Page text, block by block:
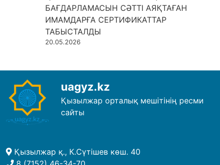
БАҒДАРЛАМАСЫН СӘТТІ АЯҚТАҒАН
ИМАМДАРҒА СЕРТИФИКАТТАР
ТАБЫСТАЛДЫ
20.05.2026
uagyz.kz
Қызылжар орталық мешітінің ресми
сайты
Қызылжар қ., К.Сүтішев көш. 40